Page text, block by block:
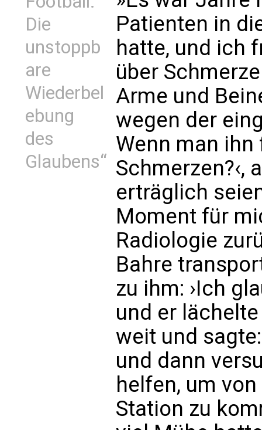
Die
unstoppb
are
Wiederbel
ebung
des
Glaubens“
Patienten in
hatte, und ich
über
Arme und
wegen der
Wenn man ihn
Schmerzen?‹,
erträglich
Moment für
Radiologie
Bahre
zu ihm: ›Ich
und er
weit und
und dann
helfen, um
Station zu